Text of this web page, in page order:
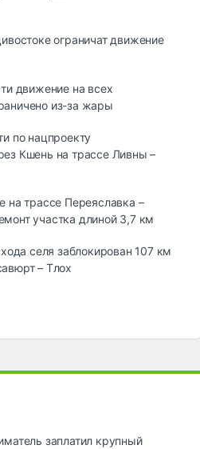
ограничат движение
движение на всех
из-за жары
по нацпроекту
Кшень на трассе Ливны –
на трассе Переяславка –
участка длиной 3,7 км
селя заблокирован 107 км
– Тлох
заплатил крупный